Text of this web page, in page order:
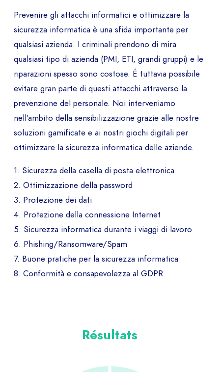
Prevenire gli attacchi informatici e ottimizzare la
sicurezza informatica è una sfida importante per
qualsiasi azienda. I criminali prendono di mira
qualsiasi tipo di azienda (PMI, ETI, grandi gruppi) e le
riparazioni spesso sono costose. É tuttavia possibile
evitare gran parte di questi attacchi attraverso la
prevenzione del personale. Noi interveniamo
nell’ambito della sensibilizzazione grazie alle nostre
soluzioni gamificate e ai nostri giochi digitali per
ottimizzare la sicurezza informatica delle aziende.
1. Sicurezza della casella di posta elettronica
2. Ottimizzazione della password
3. Protezione dei dati
4. Protezione della connessione Internet
5. Sicurezza informatica durante i viaggi di lavoro
6. Phishing/Ransomware/Spam
7. Buone pratiche per la sicurezza informatica
8. Conformità e consapevolezza al GDPR
Résultats